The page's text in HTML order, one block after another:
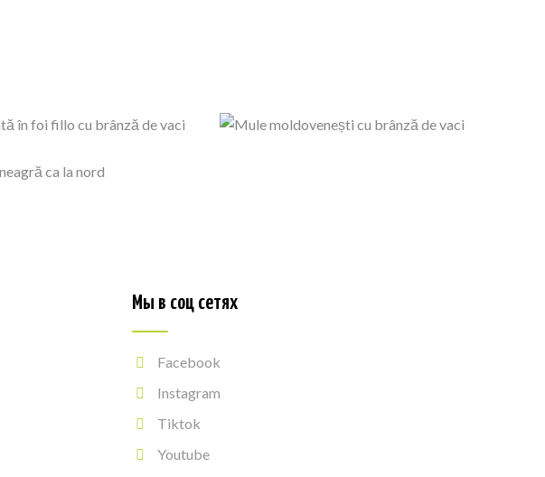
Мы в соц сетях
Facebook
Instagram
Tiktok
Youtube